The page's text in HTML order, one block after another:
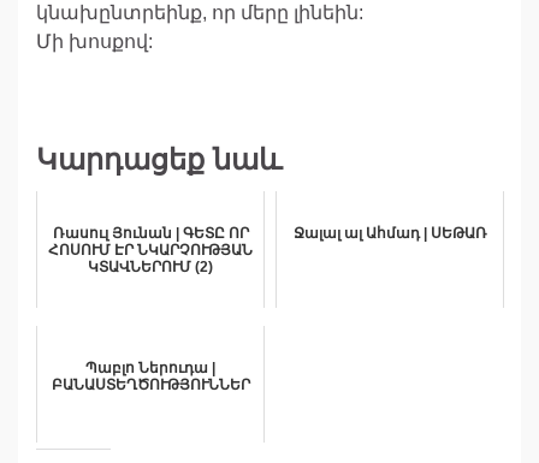
կնախընտրեինք, որ մերը լինեին:
Մի խոսքով:
Կարդացեք նաև
Ռասուլ Յունան | ԳԵՏԸ ՈՐ
ՀՈՍՈՒՄ ԷՐ ՆԿԱՐՉՈՒԹՅԱՆ
ԿՏԱՎՆԵՐՈՒՄ (2)
Ջալալ ալ Ահմադ | ՍԵԹԱՌ
Պաբլո Ներուդա |
ԲԱՆԱՍՏԵՂԾՈՒԹՅՈՒՆՆԵՐ